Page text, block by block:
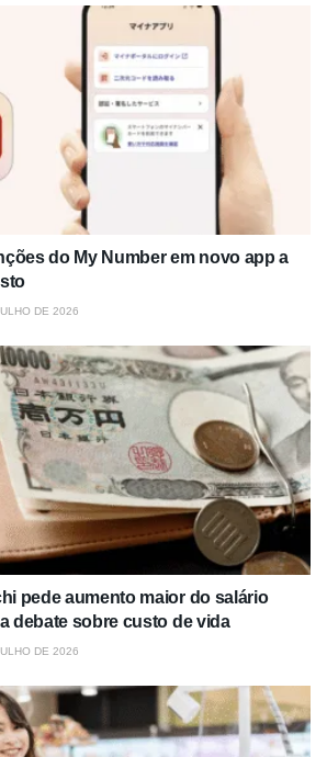
do My Number em novo app a
DE 2026
pede aumento maior do salário
debate sobre custo de vida
DE 2026